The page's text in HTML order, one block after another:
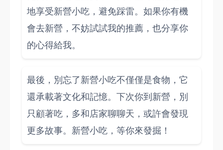
地享受新營小吃，避免踩雷。如果你有機
會去新營，不妨試試我的推薦，也分享你
的心得給我。
最後，別忘了新營小吃不僅僅是食物，它
還承載著文化和記憶。下次你到新營，別
只顧著吃，多和店家聊聊天，或許會發現
更多故事。新營小吃，等你來發掘！